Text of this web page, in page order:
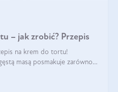
– jak zrobić? Przepis
na krem do tortu!
masą posmakuje zarówno